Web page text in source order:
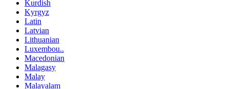
Kurdish
Kyrgyz
Latin
Latvian
Lithuanian
Luxembou..
Macedonian
Malagasy
Malay
Malayalam